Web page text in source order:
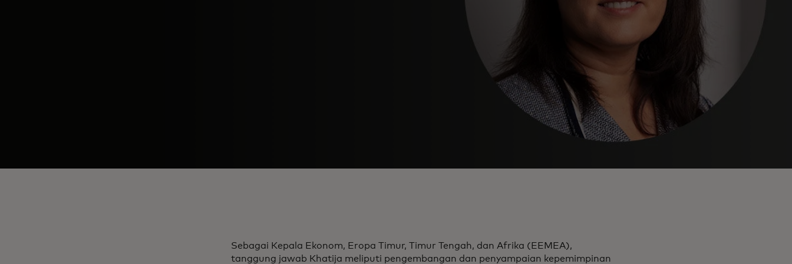
Sebagai Kepala Ekonom, Eropa Timur, Timur Tengah, dan Afrika (EEMEA),
tanggung jawab Khatija meliputi pengembangan dan penyampaian kepemimpinan